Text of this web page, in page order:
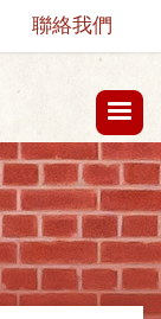
聯絡我們